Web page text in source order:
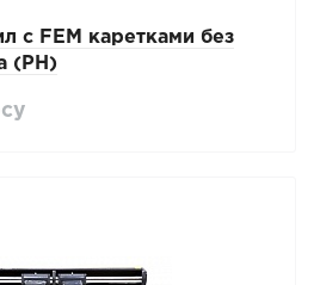
с FEM каретками без
(PH)